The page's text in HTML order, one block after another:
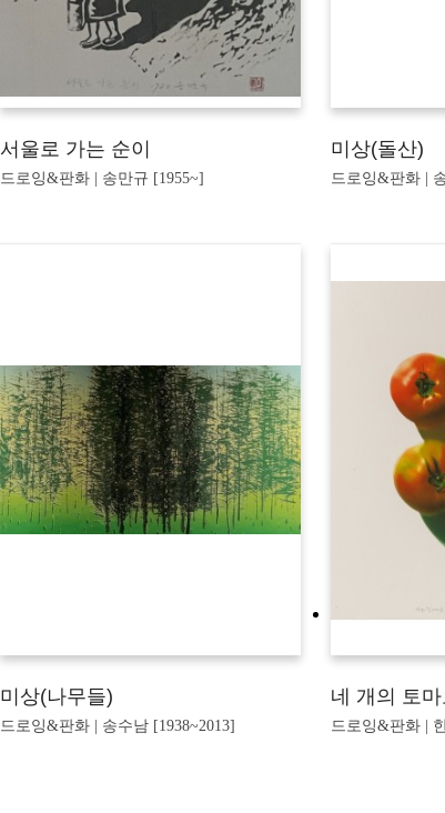
서울로 가는 순이
드로잉&판화 | 송만규 [1955~]
미상(돌산)
드로잉&판화 |
미상(나무들)
드로잉&판화 | 송수남 [1938~2013]
네 개의 토마
드로잉&판화 |